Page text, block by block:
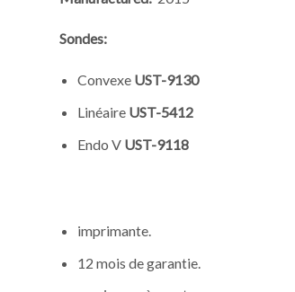
Sondes:
Convexe UST-9130
Linéaire UST-5412
Endo V UST-9118
imprimante.
12 mois de garantie.